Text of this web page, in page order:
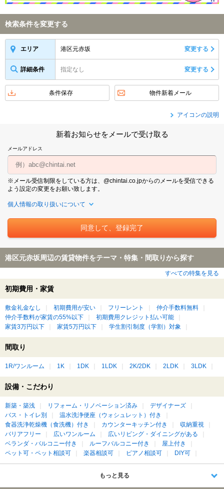
検索条件を変更する
エリア 港区元赤坂 変更する
詳細条件 指定なし 変更する
条件保存 物件新着メール
アイコンの説明
新着お知らせをメールで受け取る
メールアドレス
※メール受信制限をしている方は、@chintai.co.jpからのメールを受信できる
よう設定の変更をお願い致します。
個人情報の取り扱いについて
港区元赤坂周辺の賃貸物件をテーマ・特集・間取りから探す
すべての特集を見る
初期費用・家賃
敷金礼金なし 初期費用が安い フリーレント
仲介手数料無料
仲介手数料が家賃の55%以下
初期費用クレジット払い可能
家賃3万円以下
家賃5万円以下 学生割引制度（学割）対象
間取り
1R/ワンルーム 1K 1DK 1LDK 2K/2DK 2LDK 3LDK
設備・こだわり
新築・築浅 リフォーム・リノベーション済み
デザイナーズ
バス・トイレ別
温水洗浄便座（ウォシュレット）付き
食器洗浄乾燥機（食洗機）付き
カウンターキッチン付き
収納重視
バリアフリー
広いワンルーム
広いリビング・ダイニングがある
ベランダ・バルコニー付き
ルーフバルコニー付き
屋上付き
ペット可・ペット相談可
楽器相談可 ピアノ相談可 DIY可
もっと見る